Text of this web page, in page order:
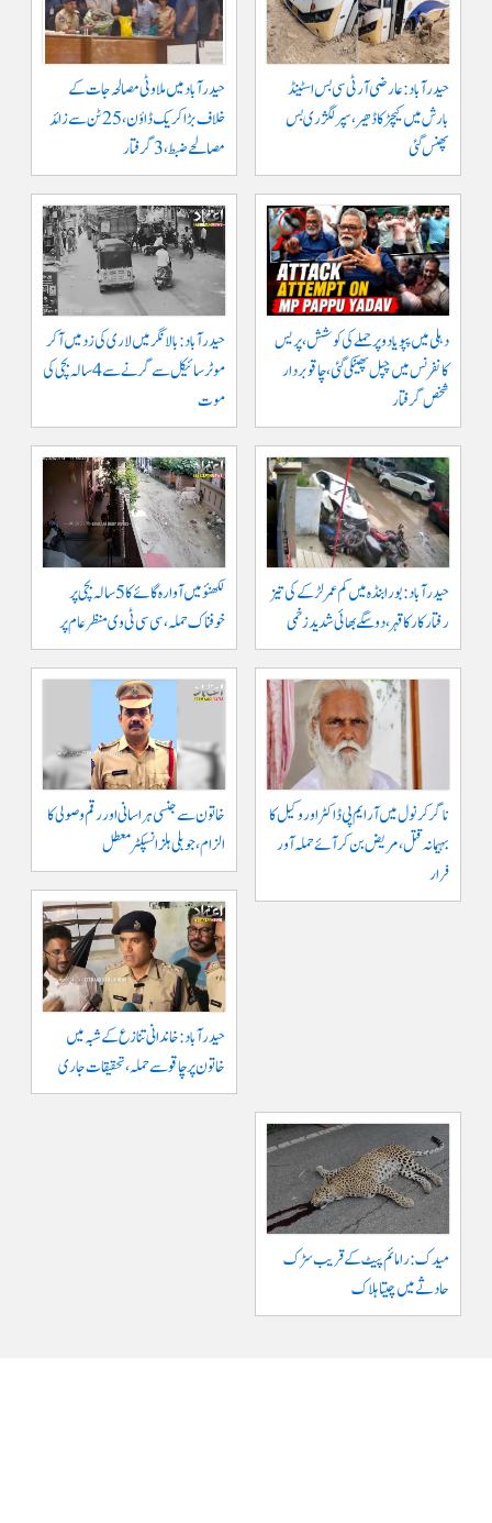
حیدرآباد: عارضی آر ٹی سی بس اسٹینڈ
بارش میں کیچڑ کا ڈھیر، سپر لگژری بس
پھنس گئی
حیدرآباد میں ملاوٹی مصالحہ جات کے
خلاف بڑا کریک ڈاؤن، 25 ٹن سے زائد
مصالحے ضبط، 3 گرفتار
دہلی میں پپو یادو پر حملے کی کوشش، پریس
کانفرنس میں چپل پھینکی گئی، چاقو بردار
شخص گرفتار
حیدرآباد: بالا نگر میں لاری کی زد میں آکر
موٹرسائیکل سے گرنے سے 4 سالہ بچی کی
موت
حیدرآباد: بورابنڈہ میں کم عمر لڑکے کی تیز
رفتار کار کا قہر، دو سگے بھائی شدید زخمی
لکھنؤ میں آوارہ گائے کا 5 سالہ بچی پر
خوفناک حملہ، سی سی ٹی وی منظر عام پر
ناگرکرنول میں آر ایم پی ڈاکٹر اور وکیل کا
بہیمانہ قتل، مریض بن کر آئے حملہ آور
فرار
خاتون سے جنسی ہراسانی اور رقم وصولی کا
الزام، جوبلی ہلز انسپکٹر معطل
حیدرآباد: خاندانی تنازع کے شبہ میں
خاتون پر چاقو سے حملہ، تحقیقات جاری
میدک: رامائم پیٹ کے قریب سڑک
حادثے میں چیتا ہلاک